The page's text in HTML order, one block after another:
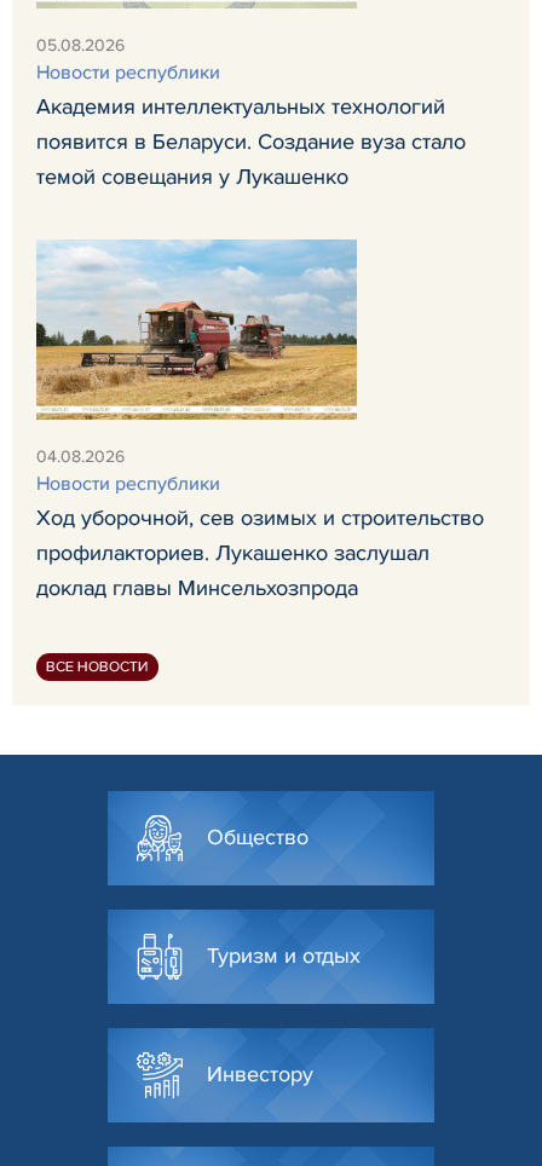
05.08.2026
Новости республики
Академия интеллектуальных технологий
появится в Беларуси. Создание вуза стало
темой совещания у Лукашенко
04.08.2026
Новости республики
Ход уборочной, сев озимых и строительство
профилакториев. Лукашенко заслушал
доклад главы Минсельхозпрода
ВСЕ НОВОСТИ
Общество
Туризм и отдых
Инвестору